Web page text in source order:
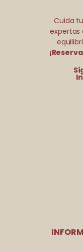
Cuida
expertas